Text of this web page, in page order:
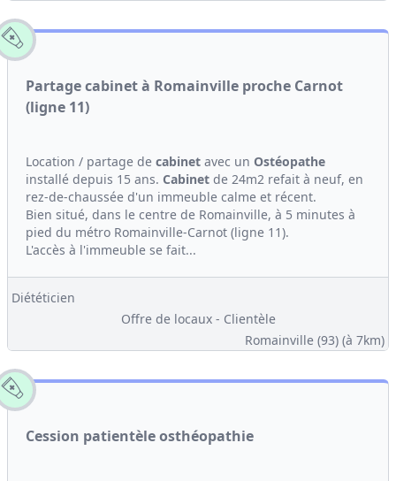
Partage cabinet à Romainville proche Carnot
(ligne 11)
Location / partage de cabinet avec un Ostéopathe
installé depuis 15 ans. Cabinet de 24m2 refait à neuf, en
rez-de-chaussée d'un immeuble calme et récent.
Bien situé, dans le centre de Romainville, à 5 minutes à
pied du métro Romainville-Carnot (ligne 11).
L'accès à l'immeuble se fait...
Diététicien
Offre de locaux - Clientèle
Romainville (93) (à 7km)
Cession patientèle osthéopathie